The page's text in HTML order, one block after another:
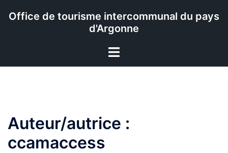
Office de tourisme intercommunal du pays
d'Argonne
Ouvrir/fermer
Auteur/autrice :
ccamaccess